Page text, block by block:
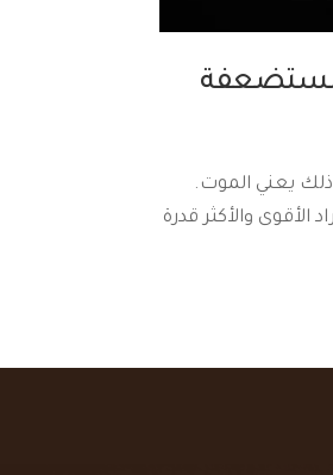
يعني الموت.
والأكثر قدرة